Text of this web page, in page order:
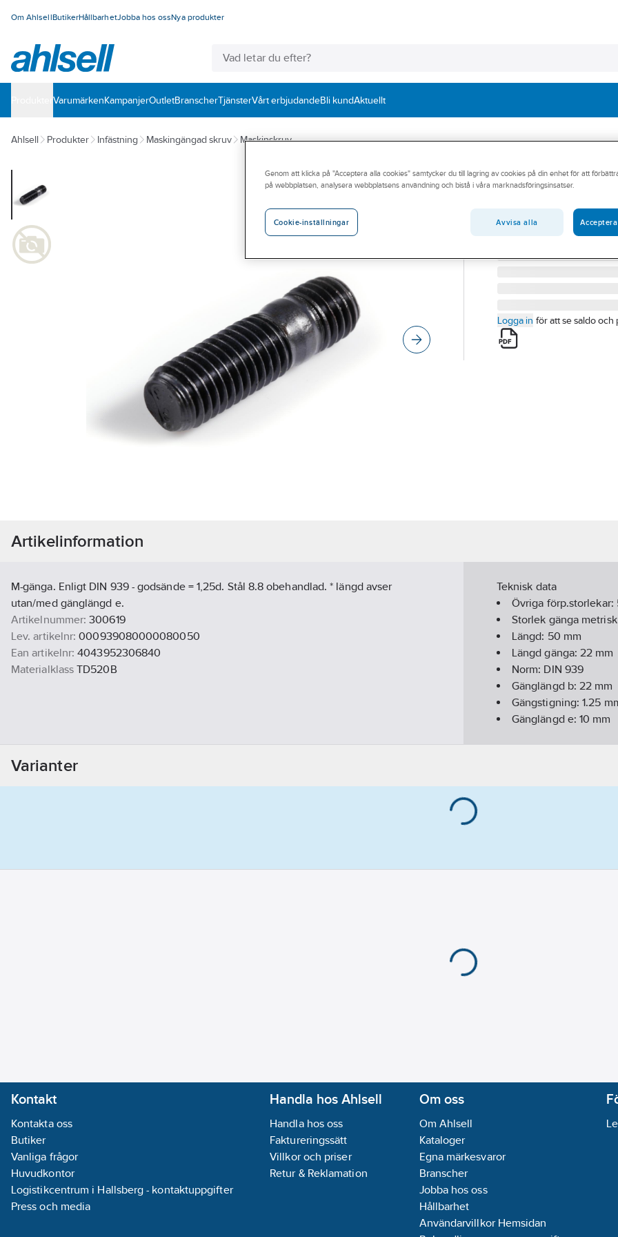
Om AhlsellButikerHållbarhetJobba hos ossNya produkter
VarumärkenKampanjerOutletBranscherTjänsterVårt erbjudandeBli kundAktuellt
Ahlsell Produkter Infästning Maskingängad skruv Maskinskruv
Pinnskruv MPS
PINNSKRUV MPS 8.8
300619
Lev. artikelnr:
Logga in för att se saldo och
Artikelinformation
M-gänga. Enligt DIN 939 - godsände = 1,25d. Stål 8.8 obehandlad. * längd avser
utan/med gänglängd e.
Artikelnummer: 300619
Lev. artikelnr: 000939080000080050
Ean artikelnr: 4043952306840
Materialklass TD520B
Teknisk data
Övriga förp.storlekar:
Storlek gänga
Längd: 50 mm
Längd gänga:22 mm
Norm: DIN 939
Gänglängd b:22 mm
Gängstigning:1.25
Gänglängd e:10 mm
Varianter
Kontakt
Kontakta oss
Butiker
Vanliga frågor
Huvudkontor
Logistikcentrum i Hallsberg - kontaktuppgifter
Press och media
Handla hos Ahlsell
Handla hos oss
Faktureringssätt
Villkor och priser
Retur & Reklamation
Om oss
Om Ahlsell
Kataloger
Egna märkesvaror
Branscher
Jobba hos oss
Hållbarhet
Användarvillkor Hemsidan
Genom att klicka på "Acceptera alla cookies" samtycker du till lagring av cookies på din enhet för att
på webbplatsen, analysera webbplatsens användning och bistå i våra marknadsföringsinsatser.
Cookie-inställningar Avvisa alla